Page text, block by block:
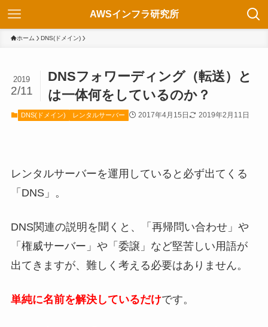
AWSインフラ研究所
ホーム DNS(ドメイン)
DNSフォワーディング（転送）と
は一体何をしているのか？
2019
2/11
DNS(ドメイン) レンタルサーバー 2017年4月15日 2019年2月11日
レンタルサーバーを運用していると必ず出てくる
「DNS」。
DNS関連の説明を聞くと、「再帰問い合わせ」や
「権威サーバー」や「委譲」など堅苦しい用語が
出てきますが、難しく考える必要はありません。
単純に名前を解決しているだけです。